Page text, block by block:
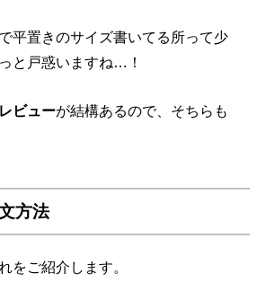
平置きのサイズ書いてる所って少
と戸惑いますね…！
ビューが結構あるので、そちらも
方法
をご紹介します。